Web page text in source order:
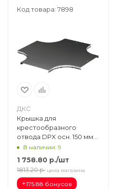
Код товара: 7898
ДКС
Крышка для
крестообразного
отвода DPX осн. 150 мм
38063
В наличии: 9
1 758.80 р./шт
1813.20 р. цена магазина
+175.88 бонусов